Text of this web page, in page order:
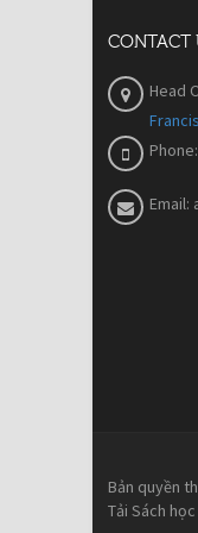
CONTACT
Head
Phone:
Email:
Bản quyền
Tải Sách